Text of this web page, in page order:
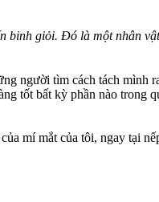
binh giỏi. Đó là một nhân
người tìm cách tách mình
tốt bất kỳ phần nào trong
mí mắt của tôi, ngay tại